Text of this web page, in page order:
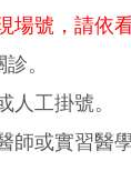
號，請依
。
人工掛號。
師或實習醫